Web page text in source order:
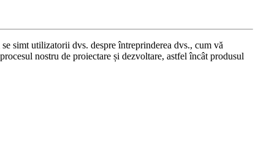
simt utilizatorii dvs. despre întreprinderea dvs., cum vă
nostru de proiectare și dezvoltare, astfel încât produsul